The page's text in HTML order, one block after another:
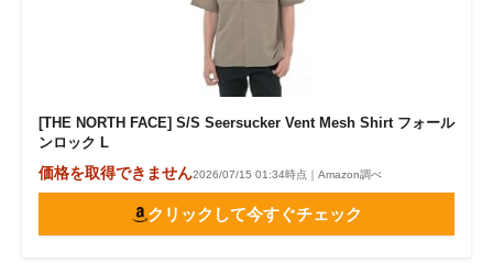
[THE NORTH FACE] S/S Seersucker Vent Mesh Shirt フォール
ンロック L
価格を取得できません2026/07/15 01:34時点｜Amazon調べ
クリックして今すぐチェック